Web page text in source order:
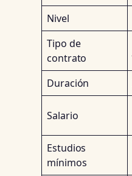
Nivel
Tipo de
contrato
Duración
Salario
Estudios
mínimos